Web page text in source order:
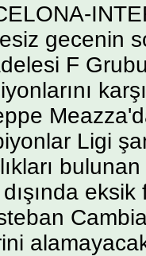
gecenin
F
Ligi